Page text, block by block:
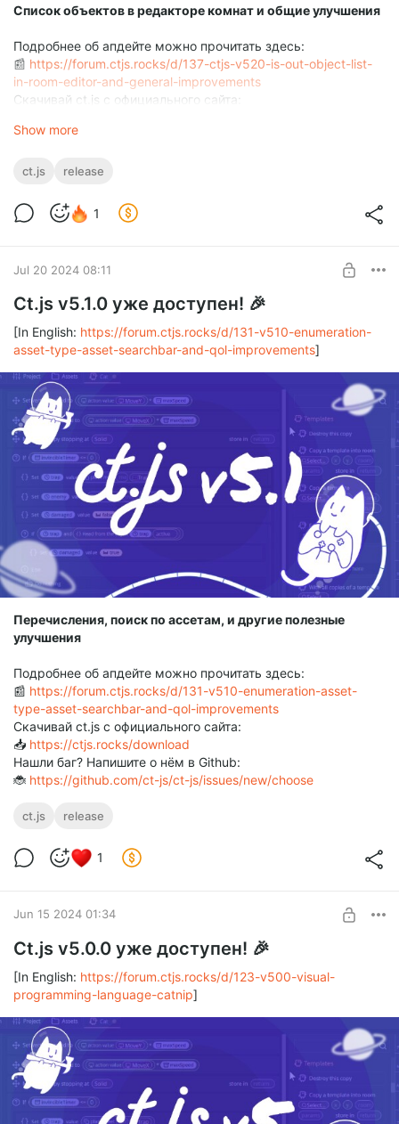
Список объектов в редакторе комнат и общие улучшения
Подробнее об апдейте можно прочитать здесь:
📰 https://forum.ctjs.rocks/d/137-ctjs-v520-is-out-object-list-
in-room-editor-and-general-improvements
Скачивай ct.js с официального сайта:
Show more
ct.js release
1
Jul 20 2024 08:11
Ct.js v5.1.0 уже доступен! 🎉
[In English: https://forum.ctjs.rocks/d/131-v510-enumeration-
asset-type-asset-searchbar-and-qol-improvements]
Перечисления, поиск по ассетам, и другие полезные
улучшения
Подробнее об апдейте можно прочитать здесь:
📰 https://forum.ctjs.rocks/d/131-v510-enumeration-asset-
type-asset-searchbar-and-qol-improvements
Скачивай ct.js с официального сайта:
📥 https://ctjs.rocks/download
Нашли баг? Напишите о нём в Github:
🐞 https://github.com/ct-js/ct-js/issues/new/choose
ct.js release
1
Jun 15 2024 01:34
Ct.js v5.0.0 уже доступен! 🎉
[In English: https://forum.ctjs.rocks/d/123-v500-visual-
programming-language-catnip]